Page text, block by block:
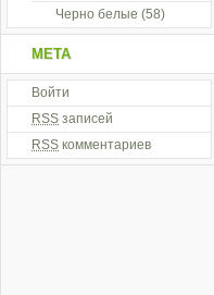
Черно белые (58)
МЕТА
Войти
RSS записей
RSS комментариев